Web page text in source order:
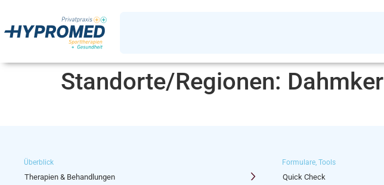
Standorte/Regionen: Dahmker
Überblick
Therapien & Behandlungen
Formulare, Tools
Quick Check